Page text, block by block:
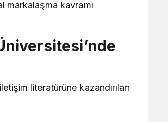
markalaşma kavramı
literatürüne kazandırılan